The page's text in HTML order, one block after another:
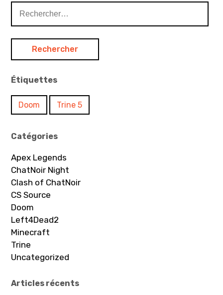
Étiquettes
Doom Trine 5
Catégories
Apex Legends
ChatNoir Night
Clash of ChatNoir
CS Source
Doom
Left4Dead2
Minecraft
Trine
Uncategorized
Articles récents